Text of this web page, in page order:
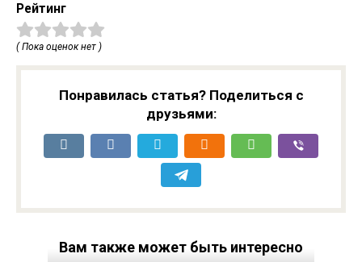
Рейтинг
( Пока оценок нет )
Понравилась статья? Поделиться с
друзьями:
Вам также может быть интересно